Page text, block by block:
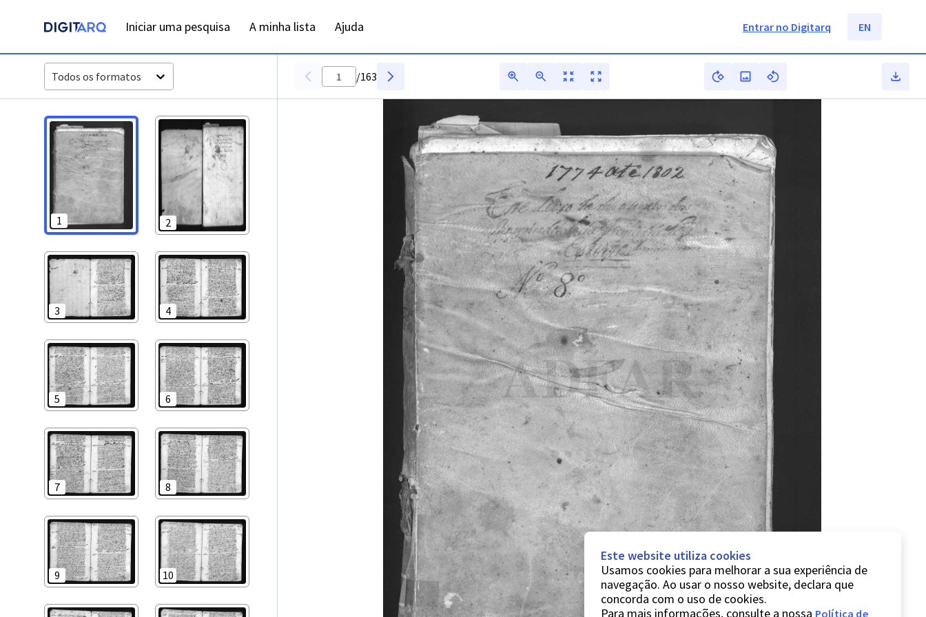
Iniciar uma pesquisa A minha lista Ajuda Entrar no Digitarq EN
Todos os formatos
1 2
3 4
5 6
7 8
9 10
/163
Este website utiliza cookies
Usamos cookies para melhorar a sua experiência de
navegação. Ao usar o nosso website, declara que
concorda com o uso de cookies.
Para mais informações, consulte a nossa Política de